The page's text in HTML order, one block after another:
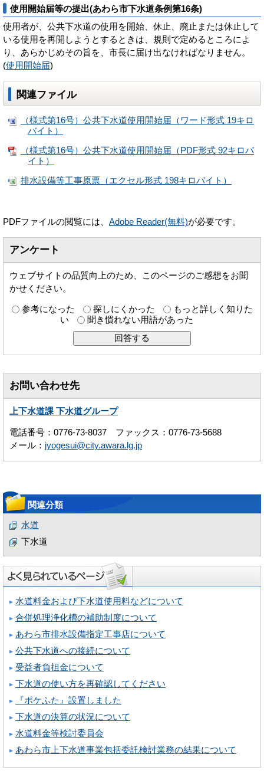
使用開始届等の提出(あわら市下水道条例第16条)
使用者が、公共下水道の使用を開始、休止、廃止または休止して
いる使用を再開しようとするときは、規則で定めるところによ
り、あらかじめその旨を、市長に届け出なければなりません。
(使用開始届)
関連ファイル
（様式第16号）公共下水道使用開始届（ワード形式 19キロ
バイト）
（様式第16号）公共下水道使用開始届（PDF形式 92キロバ
イト）
排水設備等工事原票（エクセル形式 198キロバイト）
PDFファイルの閲覧には、 Adobe Reader(無料)が必要です。
アンケート
ウェブサイトの品質向上のため、このページのご感想をお聞
かせください。
参考になった 探しにくかった
もっと詳しく知りた
い
聞き慣れない用語があった
お問い合わせ先
上下水道課 下水道グループ
電話番号：0776-73-8037 ファックス：0776-73-5688
メール： jyogesui@city.awara.lg.jp
関連分類
水道
下水道
水道料金および下水道使用料などについて
合併処理浄化槽の補助制度について
あわら市排水設備指定工事店について
公共下水道への接続について
受益者負担金について
下水道の使い方を再確認してください
『ポケふた』設置しました
下水道の決算の状況について
水道料金等検討委員会
あわら市上下水道事業包括委託検討業務の結果について